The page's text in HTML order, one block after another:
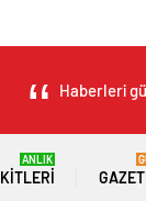
Haberleri
ANLIK